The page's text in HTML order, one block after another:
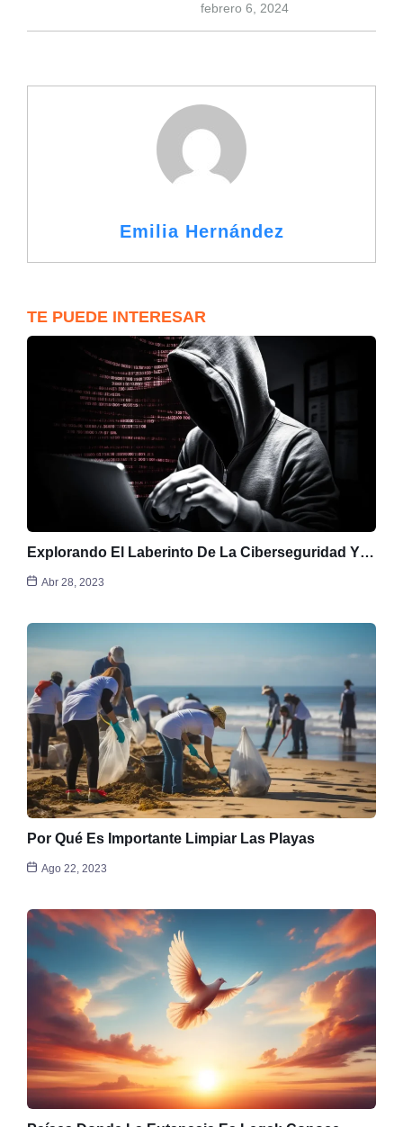
febrero 6, 2024
Emilia Hernández
TE PUEDE INTERESAR
Explorando El Laberinto De La Ciberseguridad Y…
Abr 28, 2023
Por Qué Es Importante Limpiar Las Playas
Ago 22, 2023